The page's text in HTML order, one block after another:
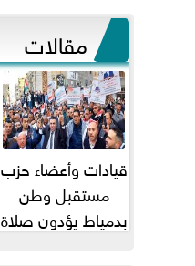
مقالات
قيادات وأعضاء حزب
مستقبل وطن
بدمياط يؤدون صلاة